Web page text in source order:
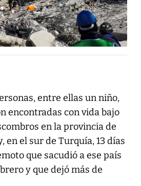
entre ellas un niño,
encontradas con vida bajo
en la provincia de
en el sur de Turquía, 13 días
que sacudió a ese país
y que dejó más de